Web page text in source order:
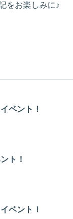
をお楽しみに♪
ベント！
ト！
ベント！